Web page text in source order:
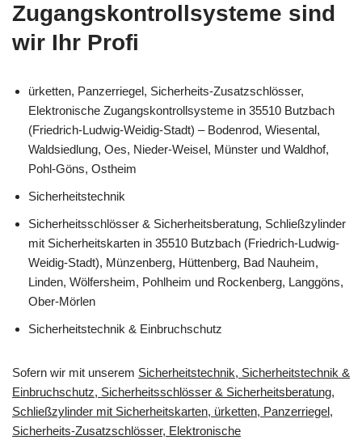
Zugangskontrollsysteme sind
wir Ihr Profi
ürketten, Panzerriegel, Sicherheits-Zusatzschlösser,
Elektronische Zugangskontrollsysteme in 35510 Butzbach
(Friedrich-Ludwig-Weidig-Stadt) – Bodenrod, Wiesental,
Waldsiedlung, Oes, Nieder-Weisel, Münster und Waldhof,
Pohl-Göns, Ostheim
Sicherheitstechnik
Sicherheitsschlösser & Sicherheitsberatung, Schließzylinder
mit Sicherheitskarten in 35510 Butzbach (Friedrich-Ludwig-
Weidig-Stadt), Münzenberg, Hüttenberg, Bad Nauheim,
Linden, Wölfersheim, Pohlheim und Rockenberg, Langgöns,
Ober-Mörlen
Sicherheitstechnik & Einbruchschutz
Sofern wir mit unserem Sicherheitstechnik, Sicherheitstechnik &
Einbruchschutz, Sicherheitsschlösser & Sicherheitsberatung,
Schließzylinder mit Sicherheitskarten, ürketten, Panzerriegel,
Sicherheits-Zusatzschlösser, Elektronische